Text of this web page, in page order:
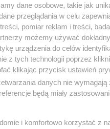
dane osobowe, takie jak
przeglądania w celu
pomiar reklam i treści,
możemy używać
urządzenia do celów
z tych technologii poprzez
klikając przycisk ustawień
danych nie
będą miały
i komfortowo korzystać z